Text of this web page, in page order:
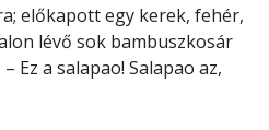
előkapott egy kerek, fehér,
lévő sok bambuszkosár
Ez a salapao! Salapao az,